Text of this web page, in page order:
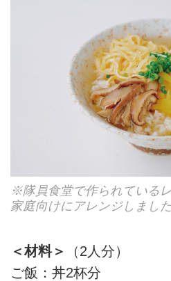
※隊員食堂で作られている
家庭向けにアレンジしました
＜材料＞
（2人分）
ご飯：丼2杯分